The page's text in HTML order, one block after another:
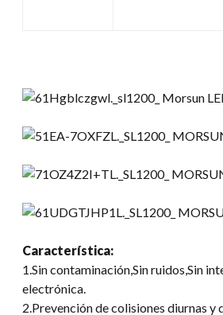
Característica:
1.Sin contaminación,Sin ruidos,Sin
electrónica.
2.Prevención de colisiones diurnas y